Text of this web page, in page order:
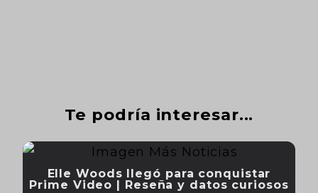
Te podría interesar...
Elle Woods llegó para conquistar
Prime Video | Reseña y datos curiosos